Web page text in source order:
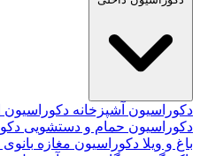
دکوراسیون آشپزخانه دکوراسیون
دکوراسیون حمام و دستشویی
باغ و ویلا دکوراسیون مغازه